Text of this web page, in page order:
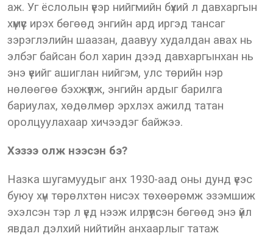
аж. Уг ёслолын үеэр нийгмийн бүхий л давхаргын
хүмүүс ирэх бөгөөд энгийн ард иргэд тансаг
зэрэглэлийн шаазан, даавуу худалдан авах нь
элбэг байсан бол харин дээд давхаргынхан нь
энэ үеийг ашиглан нийгэм, улс төрийн нэр
нөлөөгөө бэхжүүлж, энгийн ардыг барилга
бариулах, хөдөлмөр эрхлэх ажилд татан
оролцуулахаар хичээдэг байжээ.
Хэзээ олж нээсэн бэ?
Назка шугамуудыг анх 1930-аад оны дунд үеэс
буюу хүн төрөлхтөн нисэх төхөөрөмж эзэмшиж
эхэлсэн тэр л үед нээж илрүүлсэн бөгөөд энэ үйл
явдал дэлхий нийтийн анхаарлыг татаж